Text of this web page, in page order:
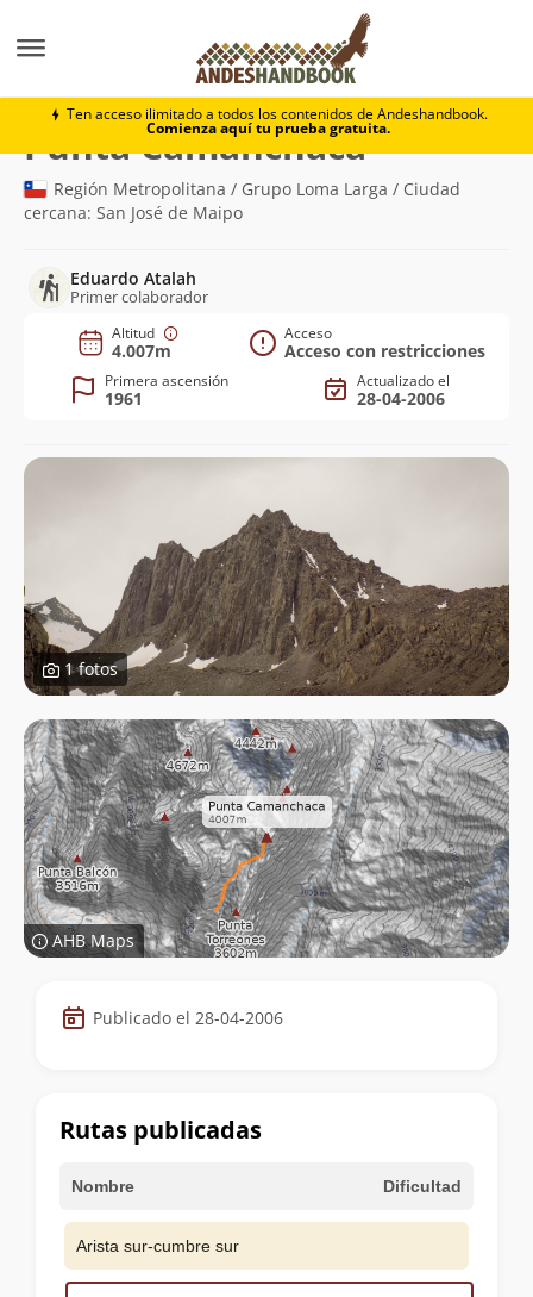
Ten acceso ilimitado a todos los contenidos de Andeshandbook.
Comienza aquí tu prueba gratuita.
Punta Camanchaca
Punta Camanchaca(4.007m)
Región Metropolitana / Grupo Loma Larga / Ciudad
cercana: San José de Maipo
Eduardo Atalah
Primer colaborador
Altitud
4.007m
Acceso
Acceso con restricciones
Primera ascensión
1961
Actualizado el
28-04-2006
1 fotos
AHB Maps
Datos
de
cumbre
Publicado el 28-04-2006
Rutas publicadas
Nombre Dificultad
Arista sur-cumbre sur